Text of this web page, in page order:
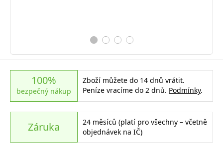
100%
bezpečný nákup
Zboží můžete do 14 dnů vrátit.
Peníze vracíme do 2 dnů. Podmínky.
Záruka
24 měsíců (platí pro všechny – včetně
objednávek na IČ)